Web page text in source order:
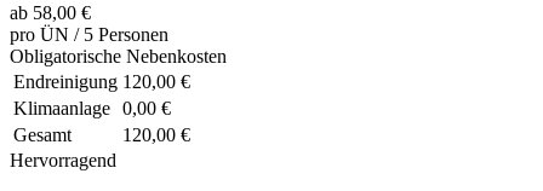
ab 58,00 €
pro ÜN / 5 Personen
Obligatorische Nebenkosten
Endreinigung 120,00 €
Klimaanlage 0,00 €
Gesamt
120,00 €
Hervorragend